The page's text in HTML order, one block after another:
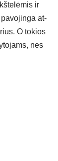
ir
pa­vo­jin­ga at­
O to­kios
nes